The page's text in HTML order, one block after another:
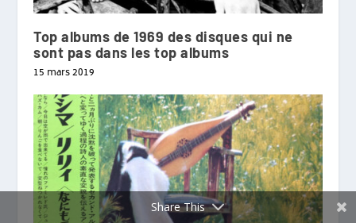
Top albums de 1969 des disques qui ne
sont pas dans les top albums
15 mars 2019
Share This